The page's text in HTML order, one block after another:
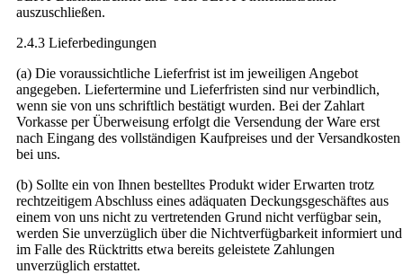
auszuschließen.
2.4.3 Lieferbedingungen
(a) Die voraussichtliche Lieferfrist ist im jeweiligen Angebot
angegeben. Liefertermine und Lieferfristen sind nur verbindlich,
wenn sie von uns schriftlich bestätigt wurden. Bei der Zahlart
Vorkasse per Überweisung erfolgt die Versendung der Ware erst
nach Eingang des vollständigen Kaufpreises und der Versandkosten
bei uns.
(b) Sollte ein von Ihnen bestelltes Produkt wider Erwarten trotz
rechtzeitigem Abschluss eines adäquaten Deckungsgeschäftes aus
einem von uns nicht zu vertretenden Grund nicht verfügbar sein,
werden Sie unverzüglich über die Nichtverfügbarkeit informiert und
im Falle des Rücktritts etwa bereits geleistete Zahlungen
unverzüglich erstattet.